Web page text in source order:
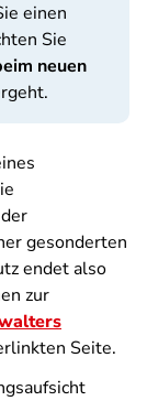
einen
Sie
neuen
gesonderten
endet also
zur
Seite.